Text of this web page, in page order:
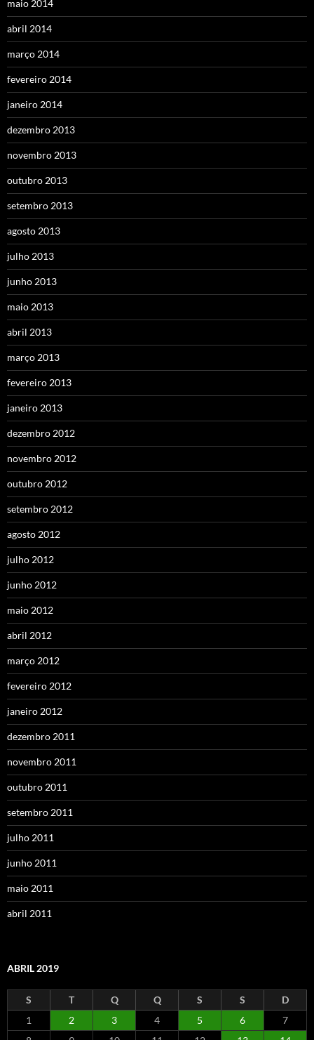
maio 2014
abril 2014
março 2014
fevereiro 2014
janeiro 2014
dezembro 2013
novembro 2013
outubro 2013
setembro 2013
agosto 2013
julho 2013
junho 2013
maio 2013
abril 2013
março 2013
fevereiro 2013
janeiro 2013
dezembro 2012
novembro 2012
outubro 2012
setembro 2012
agosto 2012
julho 2012
junho 2012
maio 2012
abril 2012
março 2012
fevereiro 2012
janeiro 2012
dezembro 2011
novembro 2011
outubro 2011
setembro 2011
julho 2011
junho 2011
maio 2011
abril 2011
ABRIL 2019
S T Q Q S S
D
1
2 3 4 5 6
7